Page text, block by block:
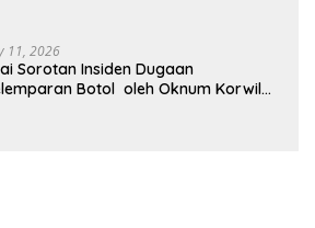
11, 2026
Sorotan Insiden Dugaan
Botol oleh Oknum Korwil